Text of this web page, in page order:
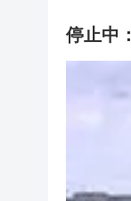
停止中